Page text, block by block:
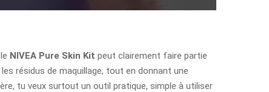
NIVEA Pure Skin Kit peut clairement faire partie
résidus de maquillage, tout en donnant une
tu veux surtout un outil pratique, simple à utiliser